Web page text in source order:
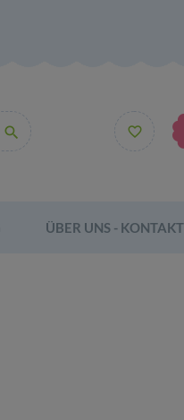


ÜBER UNS - KONTAKT